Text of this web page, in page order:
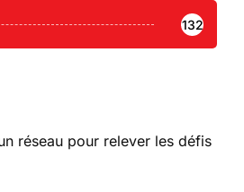
132
réseau pour relever les défis